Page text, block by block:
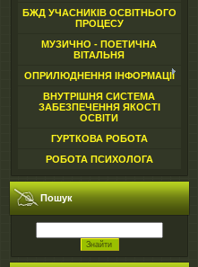
БЖД УЧАСНИКІВ ОСВІТНЬОГО
ПРОЦЕСУ
МУЗИЧНО - ПОЕТИЧНА
ВІТАЛЬНЯ
ОПРИЛЮДНЕННЯ ІНФОРМАЦІЇ
ВНУТРІШНЯ СИСТЕМА
ЗАБЕЗПЕЧЕННЯ ЯКОСТІ
ОСВІТИ
ГУРТКОВА РОБОТА
РОБОТА ПСИХОЛОГА
Пошук